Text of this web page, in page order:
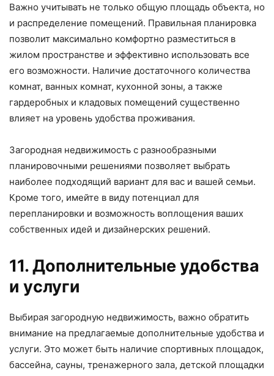
Важно учитывать не только общую площадь объекта, но
и распределение помещений. Правильная планировка
позволит максимально комфортно разместиться в
жилом пространстве и эффективно использовать все
его возможности. Наличие достаточного количества
комнат, ванных комнат, кухонной зоны, а также
гардеробных и кладовых помещений существенно
влияет на уровень удобства проживания.
Загородная недвижимость с разнообразными
планировочными решениями позволяет выбрать
наиболее подходящий вариант для вас и вашей семьи.
Кроме того, имейте в виду потенциал для
перепланировки и возможность воплощения ваших
собственных идей и дизайнерских решений.
11. Дополнительные удобства
и услуги
Выбирая загородную недвижимость, важно обратить
внимание на предлагаемые дополнительные удобства и
услуги. Это может быть наличие спортивных площадок,
бассейна, сауны, тренажерного зала, детской площадки